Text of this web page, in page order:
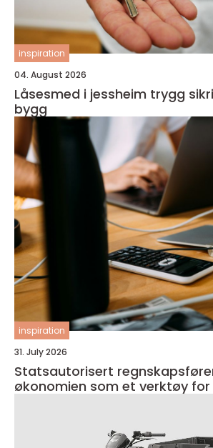
inspiration
04. August 2026
Låsesmed i jessheim trygg sikring av bolig og
bygg
inspiration
31. July 2026
Statsautorisert
økonomien som et verktøy